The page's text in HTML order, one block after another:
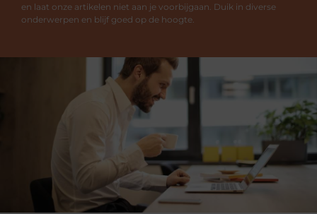
en laat onze artikelen niet aan je voorbijgaan. Duik in diverse
onderwerpen en blijf goed op de hoogte.